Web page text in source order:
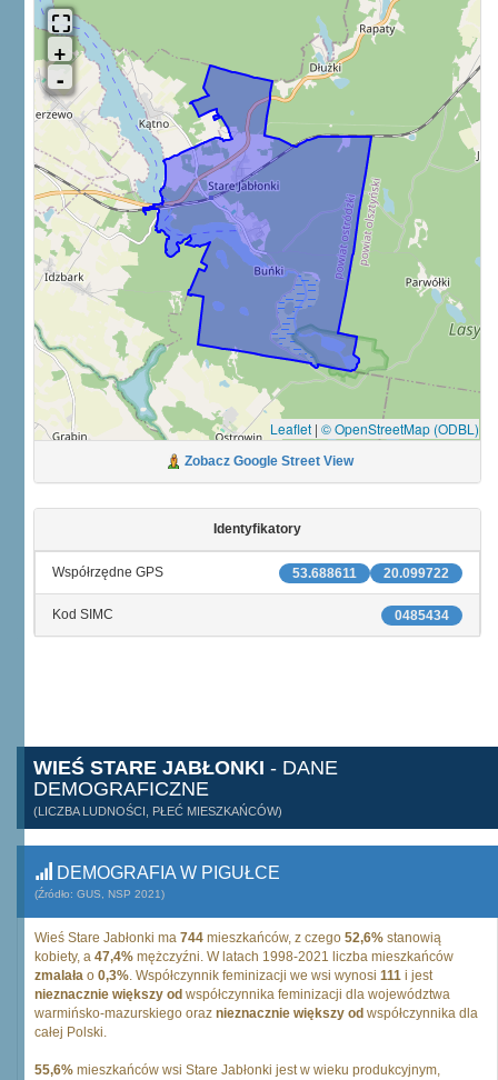
Leaflet | © OpenStreetMap (ODBL)
Zobacz Google Street View
Identyfikatory
20.099722
53.688611
Współrzędne GPS
0485434
Kod SIMC
WIEŚ STARE JABŁONKI - DANE
DEMOGRAFICZNE
(LICZBA LUDNOŚCI, PŁEĆ MIESZKAŃCÓW)
DEMOGRAFIA W PIGUŁCE
(Źródło: GUS, NSP 2021)
Wieś Stare Jabłonki ma 744 mieszkańców, z czego 52,6% stanowią
kobiety, a 47,4% mężczyźni. W latach 1998-2021 liczba mieszkańców
zmalała o 0,3%. Współczynnik feminizacji we wsi wynosi 111 i jest
nieznacznie większy od współczynnika feminizacji dla województwa
warmińsko-mazurskiego oraz nieznacznie większy od współczynnika dla
całej Polski.
55,6% mieszkańców wsi Stare Jabłonki jest w wieku produkcyjnym,